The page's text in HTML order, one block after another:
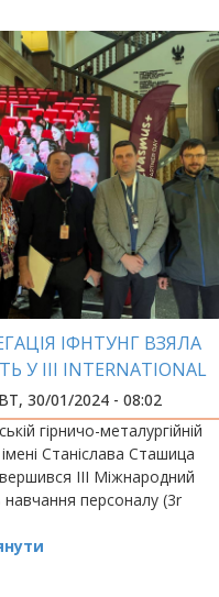
ІФНТУНГ ВЗЯЛА
У ІІІ INTERNATIONAL
WEEK У ПОЛЬЩІ
ВТ, 30/01/2024 - 08:02
гірничо-металургійній
імені Станіслава Сташица
ІІІ Міжнародний
персоналу (3r